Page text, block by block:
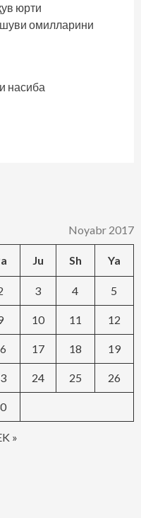
юрти
омилларини
насиба
Noyabr 2017
Ju Sh Ya
»
3 4 5
10 11 12
17 18 19
24 25 26